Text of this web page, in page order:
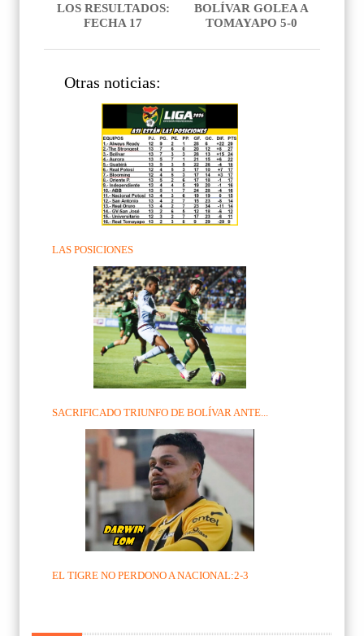
BOLÍVAR GOLEA A
TOMAYAPO 5-0
LOS RESULTADOS:
FECHA 17
Otras noticias:
LAS POSICIONES
SACRIFICADO TRIUNFO DE BOLÍVAR ANTE...
EL TIGRE NO PERDONO A NACIONAL:2-3